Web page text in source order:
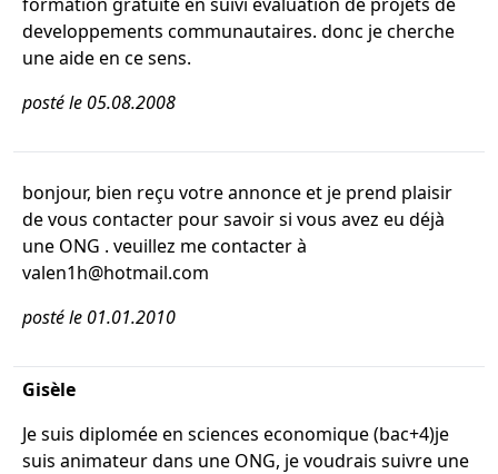
developpements communautaires. donc je cherche
une aide en ce sens.
posté le 05.08.2008
bonjour, bien reçu votre annonce et je prend plaisir
de vous contacter pour savoir si vous avez eu déjà
une ONG . veuillez me contacter à
valen1h@hotmail.com
posté le 01.01.2010
Gisèle
Je suis diplomée en sciences economique (bac+4)je
suis animateur dans une ONG, je voudrais suivre une